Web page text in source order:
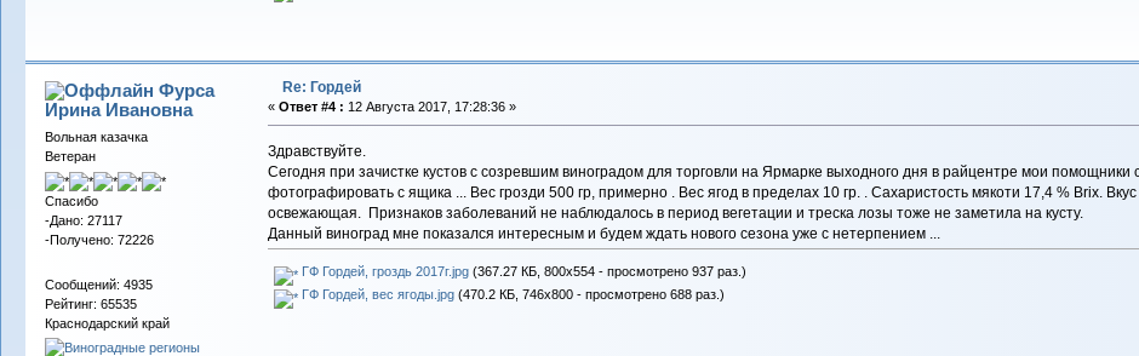
Фурса
Ирина Ивановна
Вольная казачка
Ветеран
Спасибо
-Дано: 27117
-Получено: 72226
Сообщений: 4935
Рейтинг: 65535
Краснодарский край
Re: Гордей
« Ответ #4 : 12 Августа 2017, 17:28:36 »
Здравствуйте.
Сегодня при зачистке кустов с созревшим виноградом для торговли на Ярмарке выходного дня в райцентре мои помощники
фотографировать с ящика ... Вес грозди 500 гр, примерно . Вес ягод в пределах 10 гр. . Сахаристость мякоти 17,4 % Brix.
освежающая. Признаков заболеваний не наблюдалось в период вегетации и треска лозы тоже не заметила на кусту.
Данный виноград мне показался интересным и будем ждать нового сезона уже с нетерпением ...
ГФ Гордей, гроздь 2017г.jpg(367.27 КБ, 800x554 - просмотрено 937 раз.)
ГФ Гордей, вес ягоды.jpg(470.2 КБ, 746x800 - просмотрено 688 раз.)